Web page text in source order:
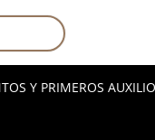
Y PRIMEROS